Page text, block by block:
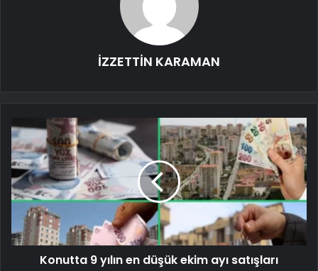
İZZETTİN KARAMAN
Konutta 9 yılın en düşük ekim ayı satışları